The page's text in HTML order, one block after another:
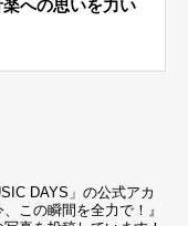
への思いを力い
DAYS」の公式アカ
この瞬間を全力で！』